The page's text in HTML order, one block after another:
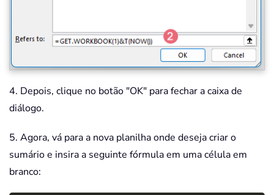
4. Depois, clique no botão "OK" para fechar a caixa de
diálogo.
5. Agora, vá para a nova planilha onde deseja criar o
sumário e insira a seguinte fórmula em uma célula em
branco: